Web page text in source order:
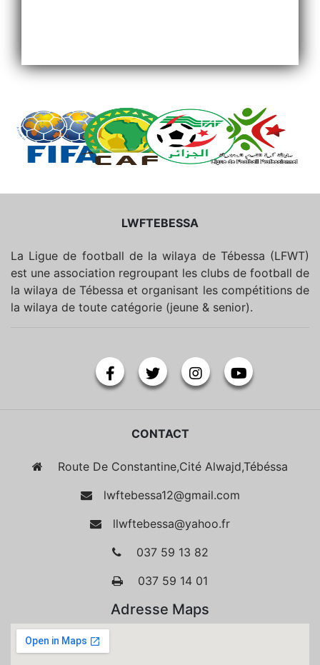
LWFTEBESSA
La Ligue de football de la wilaya de Tébessa (LFWT)
est une association regroupant les clubs de football de
la wilaya de Tébessa et organisant les compétitions de
la wilaya de toute catégorie (jeune & senior).
CONTACT
Route De Constantine,Cité Alwajd,Tébéssa
lwftebessa12@gmail.com
llwftebessa@yahoo.fr
037 59 13 82
037 59 14 01
Adresse Maps